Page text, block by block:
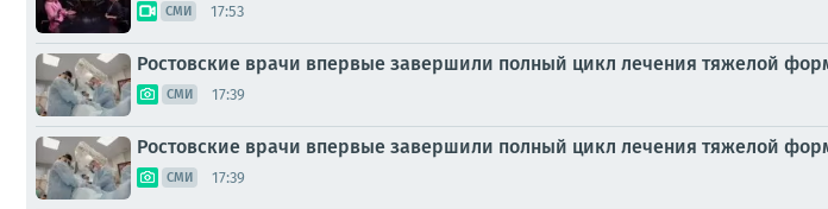
СМИ 17:53
Ростовские врачи впервые завершили полный цикл лечения тяжелой
СМИ 17:39
Ростовские врачи впервые завершили полный цикл лечения тяжелой
СМИ 17:39